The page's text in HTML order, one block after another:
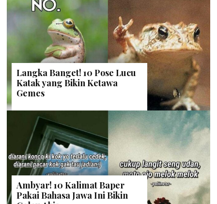
Langka Banget! 10 Pose Lucu
Katak yang Bikin Ketawa
Gemes
Ambyar! 10 Kalimat Baper
Pakai Bahasa Jawa Ini Bikin